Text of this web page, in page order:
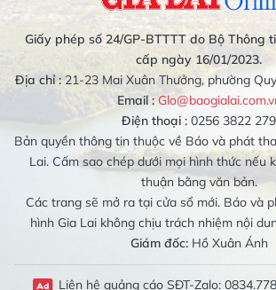
Giấy phép số 24/GP-BTTTT do Bộ Thông
cấp ngày 16/01/2023.
Địa chỉ :21-23 Mai Xuân Thưởng, phường
Email :
Điện thoại : 0256 3822 279
Bản quyền thông tin thuộc về Báo và phát
Lai. Cấm sao chép dưới mọi hình thức nếu
thuận bằng văn bản.
Các trang sẽ mở ra tại cửa sổ mới. Báo và
hình Gia Lai không chịu trách nhiệm nội
Giám đốc:Hồ Xuân Ánh
Liên hệ quảng cáo SĐT-Zalo: